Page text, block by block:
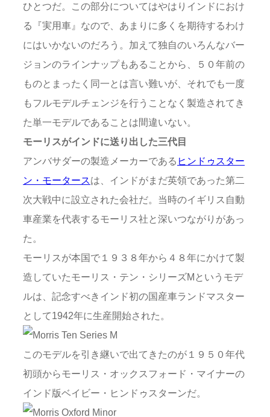
ひとつだ。この部分についてはやはりインドにおけ
る『実用車』なので、あまりに多くを期待するわけ
にはいかないのだろう。加えて独自のいろんなバー
ジョンのラインナップもあることから、５０年前の
ものとまったく同一とは言い難いが、それでも一度
もフルモデルチェンジを行うことなく製造されてき
た単一モデルであることは間違いない。
モーリスがインドに送り出した三代目
アンバサダーの製造メーカーである ヒンドゥスター
ン・モータースは、インドがまだ英領であった第二
次大戦中に設立された会社だ。当時のイギリス自動
車産業を代表するモーリス社と深いつながりがあっ
た。
モーリスが本国で１９３８年から４８年にかけて製
造していたモーリス・テン・シリーズMというモデ
ルは、記念すべきインド初の国産車ランドマスター
として1942年に生産開始された。
このモデルを引き継いで出てきたのが１９５０年代
初頭からモーリス・オックスフォード・マイナーの
インド版ベイビー・ヒンドゥスターンだ。